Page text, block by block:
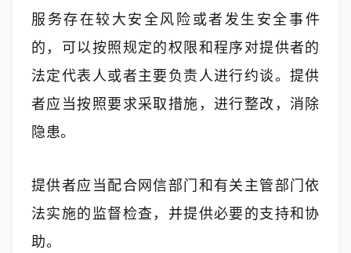
服务存在较大安全风险或者发生安全事件
的，可以按照规定的权限和程序对提供者的
法定代表人或者主要负责人进行约谈。提供
者应当按照要求采取措施，进行整改，消除
隐患。
提供者应当配合网信部门和有关主管部门依
法实施的监督检查，并提供必要的支持和协
助。